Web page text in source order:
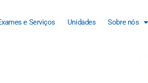
e Serviços Unidades Sobre nós